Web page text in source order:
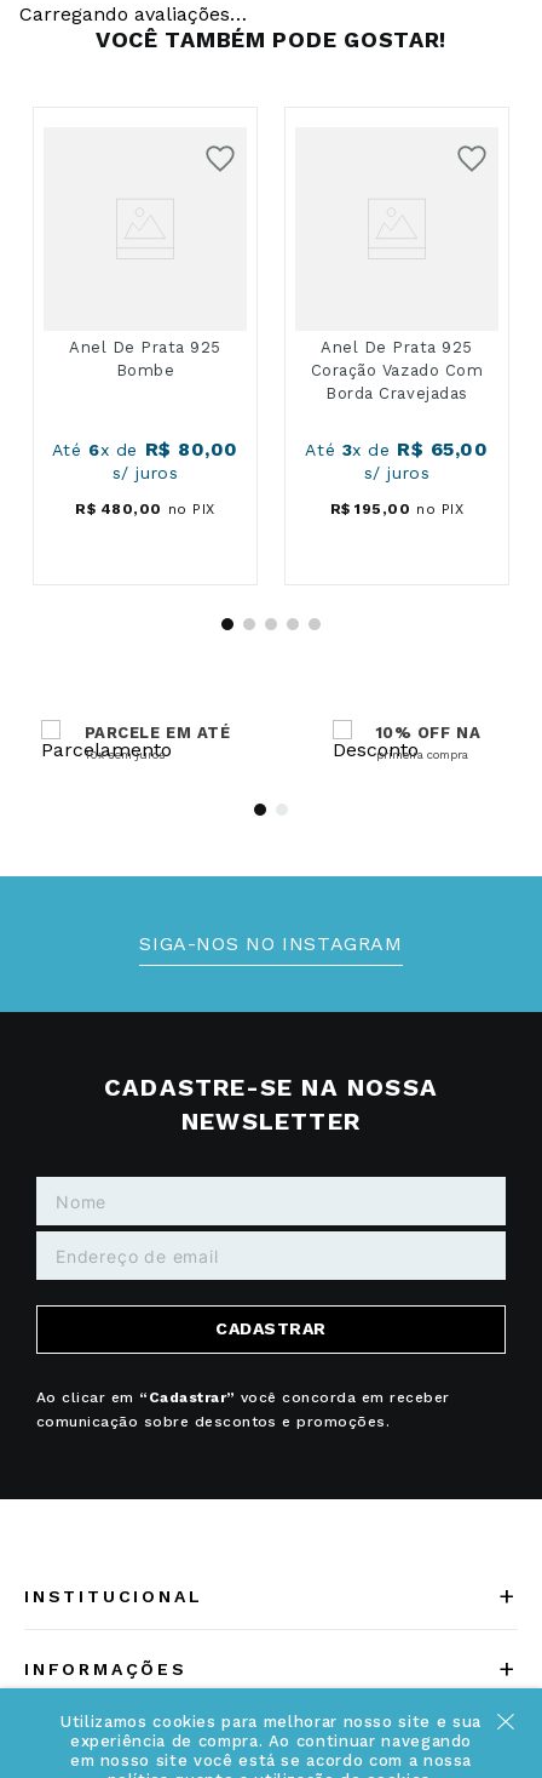
Utilizamos cookies para melhorar nosso site e sua
experiência de compra. Ao continuar navegando
em nosso site você está se acordo com a nossa
Carregando avaliações…
VOCÊ TAMBÉM PODE GOSTAR!
Anel De Prata 925
Bombe
Até 6x de R$ 80,00
s/ juros
R$ 480, 00 no PIX
Anel De Prata 925
Coração Vazado Com
Borda Cravejadas
Até 3x de R$ 65,00
s/ juros
R$ 195 ,00 no PIX
PARCELE EM ATÉ
10x sem juros
10% OFF NA
primeira compra
SIGA-NOS NO INSTAGRAM
CADASTRE-SE NA NOSSA
NEWSLETTER
CADASTRAR
Ao clicar em “Cadastrar” você concorda em receber
comunicação sobre descontos e promoções.
INSTITUCIONAL +
Acesse Nosso Blog
Fale Conosco
INFORMAÇÕES +
Cuidados Especiais
Política de Troca e Devolução